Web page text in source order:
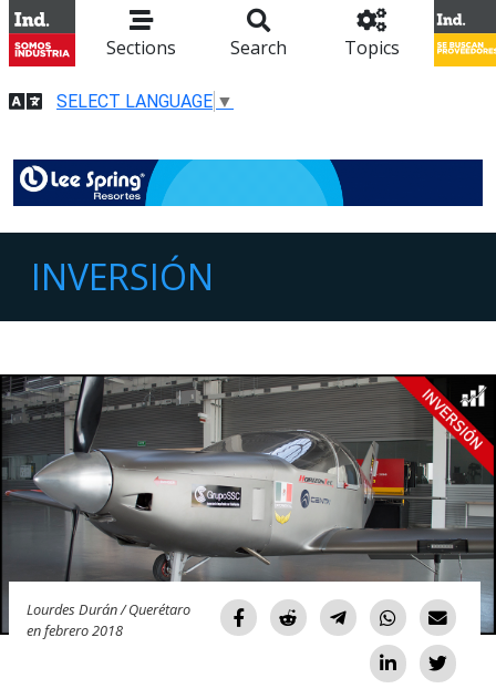
Sections Search Topics
SELECT LANGUAGE ▼
INVERSIÓN
Lourdes Durán / Querétaro
en febrero 2018